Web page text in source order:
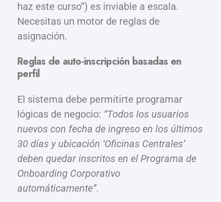
haz este curso”) es inviable a escala.
Necesitas un motor de reglas de
asignación.
Reglas de auto-inscripción basadas en
perfil
El sistema debe permitirte programar
lógicas de negocio: “Todos los usuarios
nuevos con fecha de ingreso en los últimos
30 días y ubicación ‘Oficinas Centrales’
deben quedar inscritos en el Programa de
Onboarding Corporativo
automáticamente”.